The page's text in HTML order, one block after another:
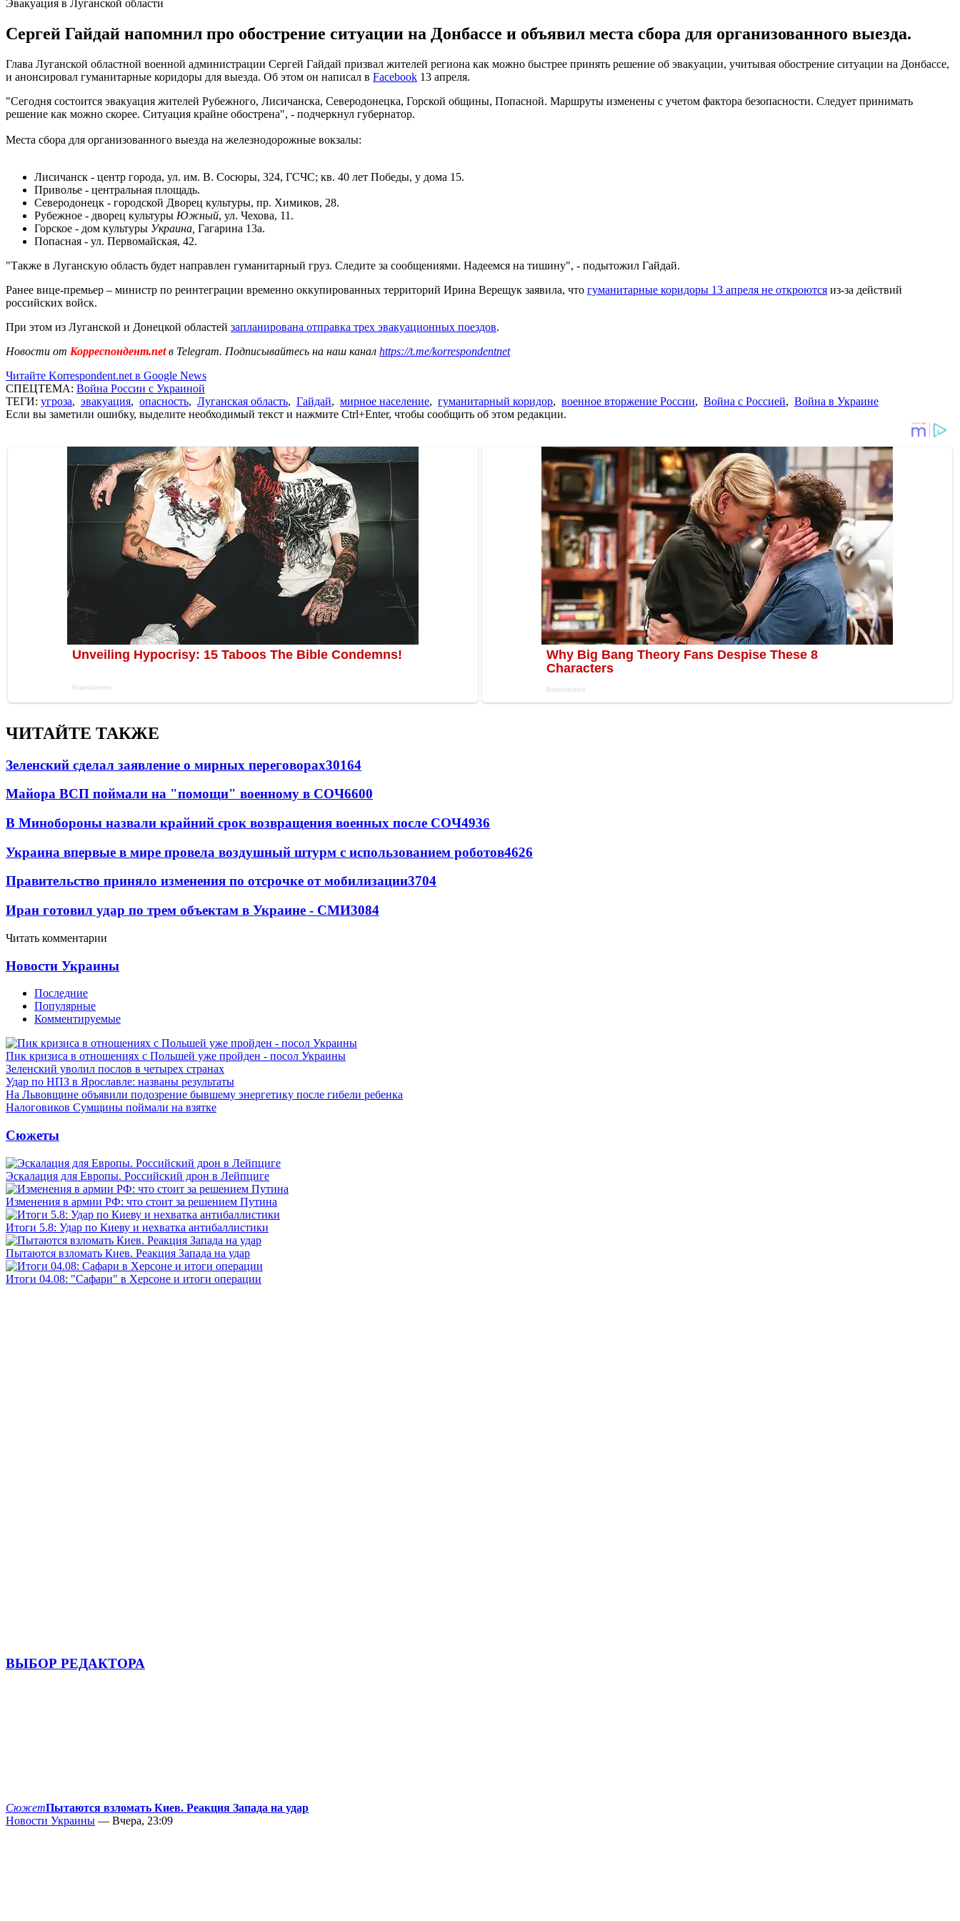
Эвакуация в Луганской области
Сергей Гайдай напомнил про обострение ситуации на Донбассе и объявил места сбора для организованного выезда.
Глава Луганской областной военной администрации Сергей Гайдай призвал жителей региона как можно быстрее принять решение об эвакуации, учитывая обострение ситуации на Донбассе,
и анонсировал гуманитарные коридоры для выезда. Об этом он написал в Facebook 13 апреля.
"Сегодня состоится эвакуация жителей Рубежного, Лисичанска, Северодонецка, Горской общины, Попасной. Маршруты изменены с учетом фактора безопасности. Следует принимать
решение как можно скорее. Ситуация крайне обострена", - подчеркнул губернатор.
Места сбора для организованного выезда на железнодорожные вокзалы:
Лисичанск - центр города, ул. им. В. Сосюры, 324, ГСЧС; кв. 40 лет Победы, у дома 15.
Приволье - центральная площадь.
Северодонецк - городской Дворец культуры, пр. Химиков, 28.
Рубежное - дворец культуры Южный, ул. Чехова, 11.
Горское - дом культуры Украина, Гагарина 13а.
Попасная - ул. Первомайская, 42.
"Также в Луганскую область будет направлен гуманитарный груз. Следите за сообщениями. Надеемся на тишину", - подытожил Гайдай.
Ранее вице-премьер – министр по реинтеграции временно оккупированных территорий Ирина Верещук заявила, что гуманитарные коридоры 13 апреля не откроются из-за действий
российских войск.
При этом из Луганской и Донецкой областей запланирована отправка трех эвакуационных поездов.
Новости от Корреспондент.netв Telegram. Подписывайтесь на наш канал https://t.me/korrespondentnet
Читайте Korrespondent.net в Google News
СПЕЦТЕМА: Война России с Украиной
ТЕГИ: угроза, эвакуация, опасность, Луганская область, Гайдай, мирное население, гуманитарный коридор, военное вторжение России, Война с Россией, Война в Украине
Если вы заметили ошибку, выделите необходимый текст и нажмите Ctrl+Enter, чтобы сообщить об этом редакции.
ЧИТАЙТЕ ТАКЖЕ
Зеленский сделал заявление о мирных переговорах30164
Майора ВСП поймали на "помощи" военному в СОЧ6600
В Минобороны назвали крайний срок возвращения военных после СОЧ4936
Украина впервые в мире провела воздушный штурм с использованием роботов4626
Правительство приняло изменения по отсрочке от мобилизации3704
Иран готовил удар по трем объектам в Украине - СМИ3084
Читать комментарии
Новости Украины
Последние
Популярные
Комментируемые
Пик кризиса в отношениях с Польшей уже пройден - посол Украины
Зеленский уволил послов в четырех странах
Удар по НПЗ в Ярославле: названы результаты
На Львовщине объявили подозрение бывшему энергетику после гибели ребенка
Налоговиков Сумщины поймали на взятке
Сюжеты
Эскалация для Европы. Российский дрон в Лейпциге
Изменения в армии РФ: что стоит за решением Путина
Итоги 5.8: Удар по Киеву и нехватка антибаллистики
Пытаются взломать Киев. Реакция Запада на удар
Итоги 04.08: "Сафари" в Херсоне и итоги операции
ВЫБОР РЕДАКТОРА
СюжетПытаются взломать Киев. Реакция Запада на удар
Новости Украины — Вчера, 23:09